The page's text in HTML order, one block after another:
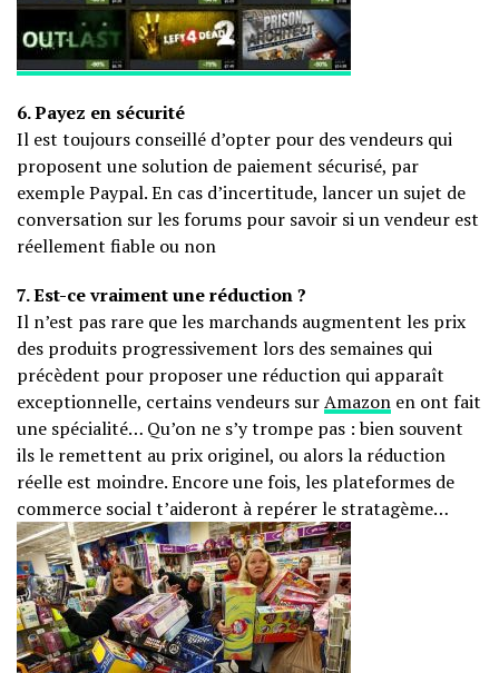
6. Payez en sécurité
Il est toujours conseillé d’opter pour des vendeurs qui
proposent une solution de paiement sécurisé, par
exemple Paypal. En cas d’incertitude, lancer un sujet de
conversation sur les forums pour savoir si un vendeur est
réellement fiable ou non
7. Est-ce vraiment une réduction ?
Il n’est pas rare que les marchands augmentent les prix
des produits progressivement lors des semaines qui
précèdent pour proposer une réduction qui apparaît
exceptionnelle, certains vendeurs surAmazon en ont fait
une spécialité… Qu’on ne s’y trompe pas : bien souvent
ils le remettent au prix originel, ou alors la réduction
réelle est moindre. Encore une fois, les plateformes de
commerce social t’aideront à repérer le stratagème…